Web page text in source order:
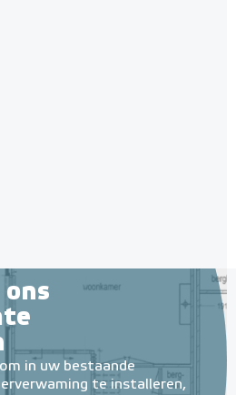
in uw bestaande
te installeren,